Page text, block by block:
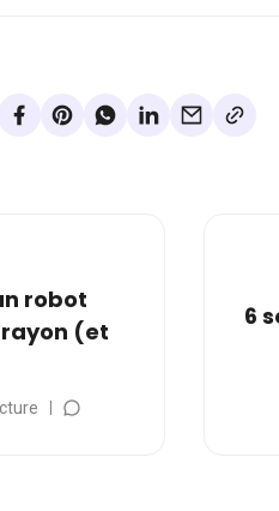
robot
(et
6